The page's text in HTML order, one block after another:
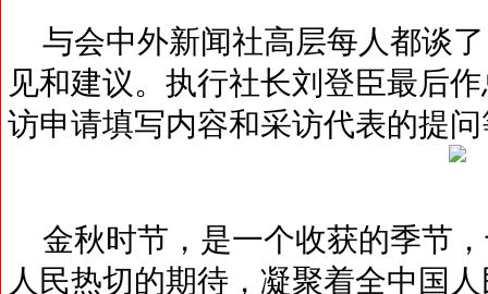
与会中外新闻社高层每人都谈了
见和建议。执行社长刘登臣最后
访申请填写内容和采访代表的提
金秋时节，是一个收获的季节
人民热切的期待，凝聚着全中国